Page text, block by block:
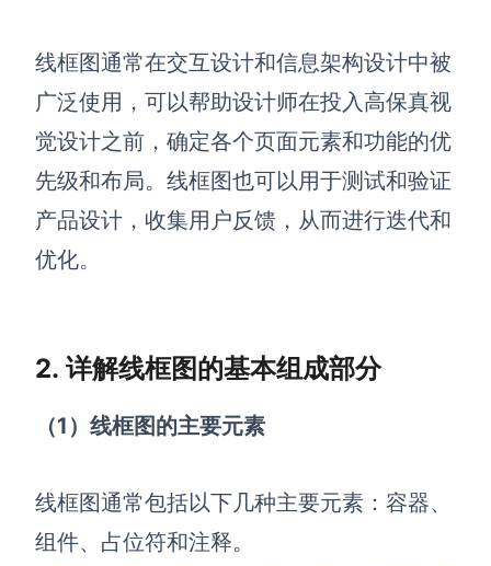
AI生成用户旅程图
AI生成鱼骨图
AI生成甘特图
AI生成组织结构图
AI生成SWOT分析
AI生成PEST分析
AI生成5Why分析
AI生成平衡计分卡
AI生成时间管理四象限
数据分析与策略
AI生成用户画像
AI生成波士顿矩阵
AI生成波特五力模型
智能创作
AI写作
线框图通常在交互设计和信息架构设计中被
广泛使用，可以帮助设计师在投入高保真视
觉设计之前，确定各个页面元素和功能的优
先级和布局。线框图也可以用于测试和验证
产品设计，收集用户反馈，从而进行迭代和
优化。
2. 详解线框图的基本组成部分
（1）线框图的主要元素
线框图通常包括以下几种主要元素：容器、
组件、占位符和注释。